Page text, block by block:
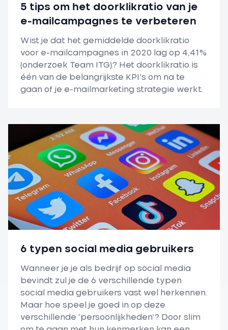
5 tips om het doorklikratio van je
e-mailcampagnes te verbeteren
Wist je dat het gemiddelde doorklikratio
voor e-mailcampagnes in 2020 lag op 4,41%
(onderzoek Team ITG)? Het doorklikratio is
één van de belangrijkste KPI’s om na te
gaan of je e-mailmarketing strategie werkt.
6 typen social media gebruikers
Wanneer je je als bedrijf op social media
bevindt zul je de 6 verschillende typen
social media gebruikers vast wel herkennen.
Maar hoe speel je goed in op deze
verschillende ‘persoonlijkheden’? Door slim